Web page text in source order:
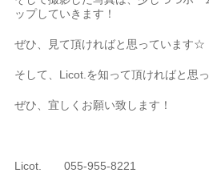
ップしていきます！
ぜひ、見て頂ければと思っています☆
そして、Licot.を知って頂ければと思
ぜひ、宜しくお願い致します！
Licot. 055-955-8221